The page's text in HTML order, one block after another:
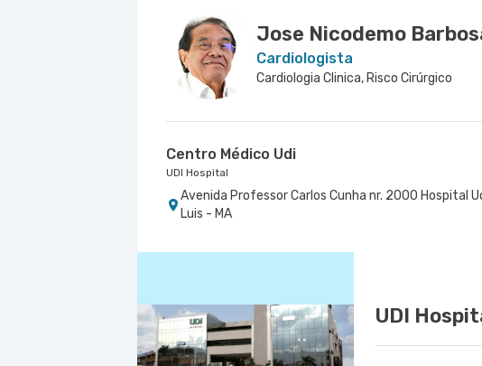
Jose Nicodemo
Cardiologista
Cardiologia Clinica, Risco Cirúrgico
Centro Médico Udi
UDI Hospital
Avenida Professor Carlos Cunha nr. 2000 Hospital
Luis - MA
UDI